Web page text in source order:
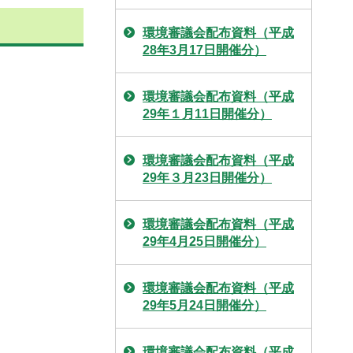
環境審議会配布資料（平成
28年3月17日開催分）
環境審議会配布資料（平成
29年１月11日開催分）
環境審議会配布資料（平成
29年３月23日開催分）
環境審議会配布資料（平成
29年4月25日開催分）
環境審議会配布資料（平成
29年5月24日開催分）